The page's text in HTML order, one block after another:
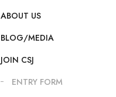
ABOUT US
BLOG/MEDIA
JOIN CSJ
ENTRY FORM